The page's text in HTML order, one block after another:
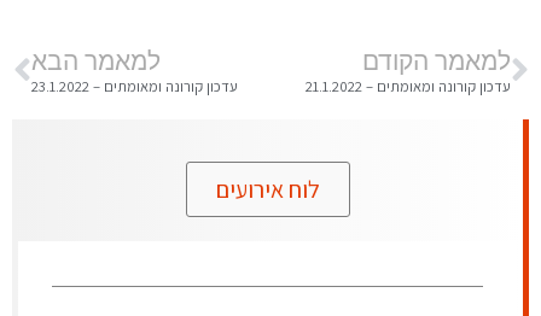
למאמר הקודם
עדכון קורונה ומאומתים – 21.1.2022
למאמר הבא
עדכון קורונה ומאומתים – 23.1.2022
לוח אירועים